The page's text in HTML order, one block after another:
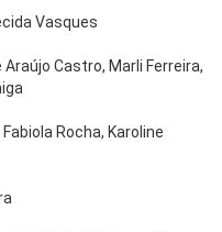
Vasques
Araújo Castro, Marli Ferreira,
Rocha, Karoline